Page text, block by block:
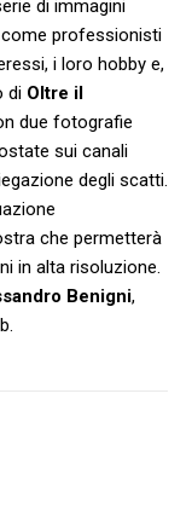
di immagini
professionisti
i loro hobby e,
di Oltre il
due fotografie
sui canali
degli scatti.
che permetterà
in alta risoluzione.
Benigni,